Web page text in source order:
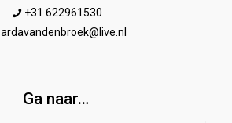
+31 622961530
ardavandenbroek@live.nl
Ga naar…